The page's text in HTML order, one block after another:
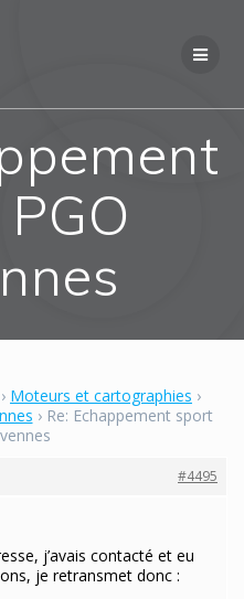
› Moteurs et cartographies ›
› Re: Echappement sport
#4495
j’avais contacté et eu
je retransmet donc :